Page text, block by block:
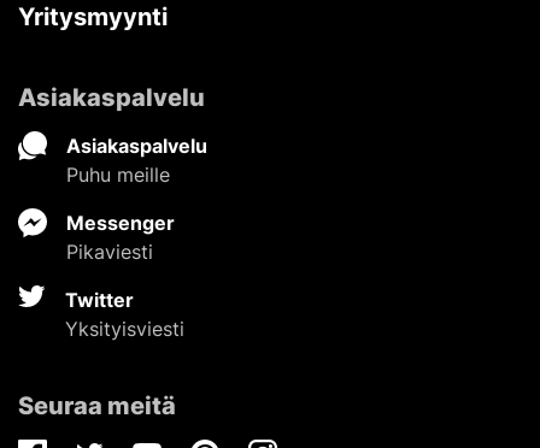
Yritysmyynti
Asiakaspalvelu
Asiakaspalvelu
Puhu meille
Messenger
Pikaviesti
Twitter
Yksityisviesti
Seuraa meitä